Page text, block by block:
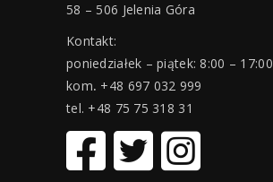
58 – 506 Jelenia Góra
Kontakt:
poniedziałek – piątek: 8:00 – 17:00
kom. +48 697 032 999
tel. +48 75 75 318 31